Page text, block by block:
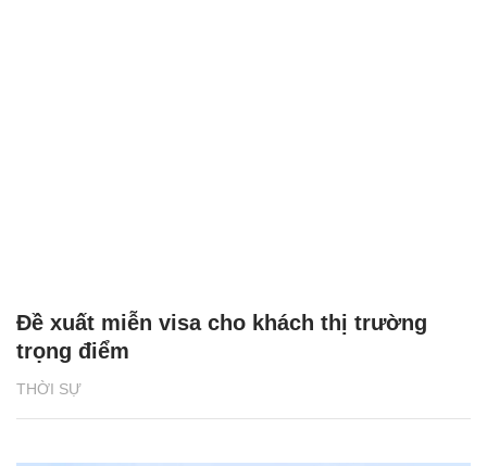
THỜI SỰ
Đề xuất miễn visa cho khách thị trường
trọng điểm